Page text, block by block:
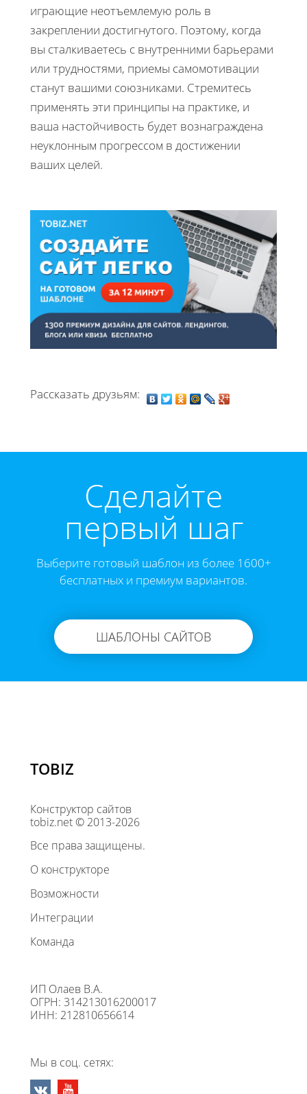
играющие неотъемлемую роль в
закреплении достигнутого. Поэтому, когда
вы сталкиваетесь с внутренними барьерами
или трудностями, приемы самомотивации
станут вашими союзниками. Стремитесь
применять эти принципы на практике, и
ваша настойчивость будет вознаграждена
неуклонным прогрессом в достижении
ваших целей.
Рассказать друзьям:
Cделайте
первый шаг
Выберите готовый шаблон из более 1600+
бесплатных и премиум вариантов.
ШАБЛОНЫ САЙТОВ
TOBIZ
Конструктор сайтов
tobiz.net © 2013-2026
Все права защищены.
О конструкторе
Возможности
Интеграции
Команда
ИП Олаев В.А.
ОГРН: 314213016200017
ИНН: 212810656614
Мы в соц. сетях: